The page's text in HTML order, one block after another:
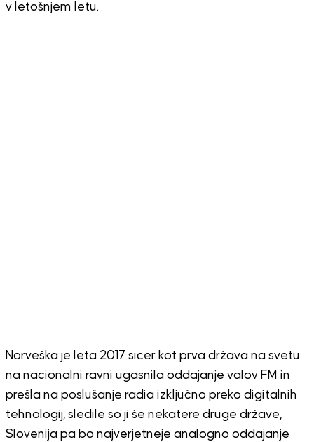
v letošnjem letu.
Norveška je leta 2017 sicer kot prva država na svetu
na nacionalni ravni ugasnila oddajanje valov FM in
prešla na poslušanje radia izključno preko digitalnih
tehnologij, sledile so ji še nekatere druge države,
Slovenija pa bo najverjetneje analogno oddajanje